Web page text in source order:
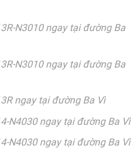
N3010 ngay tại đường Ba
N3010 ngay tại đường Ba
ngay tại đường Ba Vì
N4030 ngay tại đường Ba Vì
N4030 ngay tại đường Ba Vì